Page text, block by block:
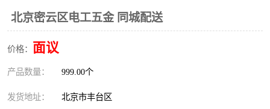
北京密云区电工五金 同城配送
价格： 面议
产品数量： 999.00个
发货地址： 北京市丰台区